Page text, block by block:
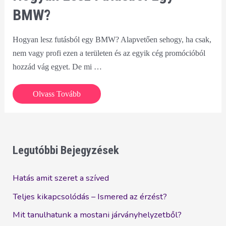
BMW?
Hogyan lesz futásból egy BMW? Alapvetően sehogy, ha csak,
nem vagy profi ezen a területen és az egyik cég promócióból
hozzád vág egyet. De mi …
Hogyan
lesz
BMW?
Olvass Tovább
Legutóbbi Bejegyzések
Hatás amit szeret a szíved
Teljes kikapcsolódás – Ismered az érzést?
Mit tanulhatunk a mostani járványhelyzetből?